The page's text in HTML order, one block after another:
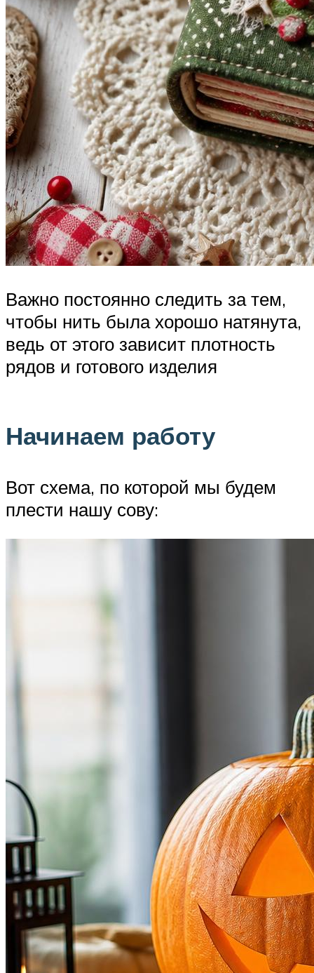
Важно постоянно следить за тем,
чтобы нить была хорошо натянута,
ведь от этого зависит плотность
рядов и готового изделия
Начинаем работу
Вот схема, по которой мы будем
плести нашу сову: